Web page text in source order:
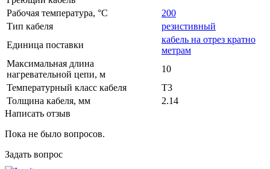
Рабочая температура, °C
200
Тип кабеля
резистивный
Единица поставки
кабель на отрез кратно
метрам
Максимальная длина
нагревательной цепи, м
10
Температурный класс кабеля
T3
Толщина кабеля, мм
2.14
Написать отзыв
Пока не было вопросов.
Задать вопрос